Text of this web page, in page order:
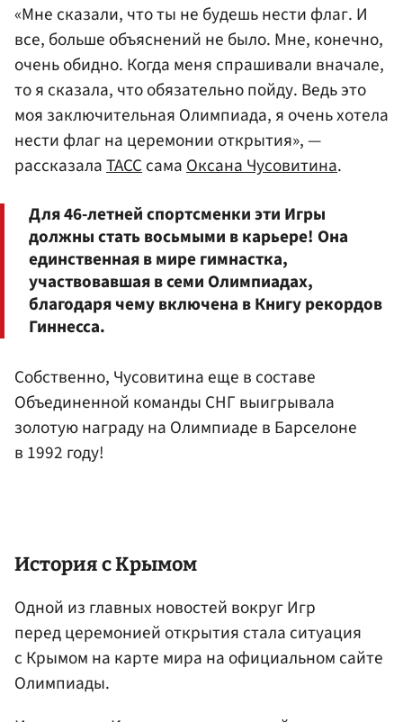
«Мне сказали, что ты не будешь нести флаг. И
все, больше объяснений не было. Мне, конечно,
очень обидно. Когда меня спрашивали вначале,
то я сказала, что обязательно пойду. Ведь это
моя заключительная Олимпиада, я очень хотела
нести флаг на церемонии открытия», —
рассказалаТАССсамаОксана Чусовитина.
Для 46-летней спортсменки эти Игры
должны стать восьмыми в карьере! Она
единственная в мире гимнастка,
участвовавшая в семи Олимпиадах,
благодаря чему включена в Книгу рекордов
Гиннесса.
Собственно, Чусовитина еще в составе
Объединенной команды СНГ выигрывала
золотую награду на Олимпиаде в Барселоне
в 1992 году!
История с Крымом
Одной из главных новостей вокруг Игр
перед церемонией открытия стала ситуация
с Крымом на карте мира на официальном сайте
Олимпиады.